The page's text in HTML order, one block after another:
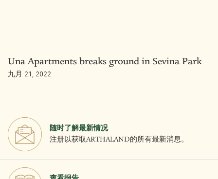
Una Apartments breaks ground in Sevina Park
九月 21, 2022
随时了解最新情况
注册以获取ARTHALAND的所有最新消息。